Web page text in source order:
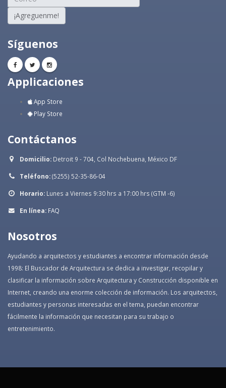
¡Agreguenme!
Síguenos
Applicaciones
App Store
Play Store
Contáctanos
Domicilio: Detroit 9 - 704, Col Nochebuena, México DF
Teléfono:(5255) 52-35-86-04
Horario: Lunes a Viernes 9:30 hrs a 17:00 hrs (GTM -6)
En línea: FAQ
Nosotros
Ayudando a arquitectos y estudiantes a encontrar información desde
1998: El Buscador de Arquitectura se dedica a investigar, recopilar y
clasificar la información sobre Arquitectura y Construcción disponible en
Internet, creando una enorme colección de información. Los arquitectos,
estudiantes y personas interesadas en el tema, puedan encontrar
fácilmente la información que necesitan para su trabajo o
entretenimiento.